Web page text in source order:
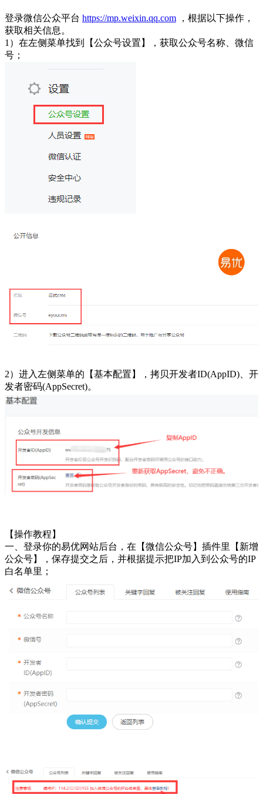
登录微信公众平台 https://mp.weixin.qq.com ，根据以下操作，
获取相关信息。
1）在左侧菜单找到【公众号设置】，获取公众号名称、微信
号；
2）进入左侧菜单的【基本配置】，拷贝开发者ID(AppID)、开
发者密码(AppSecret)。
【操作教程】
一、登录你的易优网站后台，在【微信公众号】插件里【新增
公众号】，保存提交之后，并根据提示把IP加入到公众号的IP
白名单里；